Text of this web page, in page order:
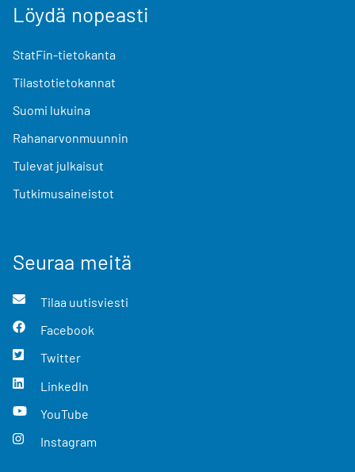
Löydä nopeasti
StatFin-tietokanta
Tilastotietokannat
Suomi lukuina
Rahanarvonmuunnin
Tulevat julkaisut
Tutkimusaineistot
Seuraa meitä
Tilaa uutisviesti
Facebook
Twitter
LinkedIn
YouTube
Instagram